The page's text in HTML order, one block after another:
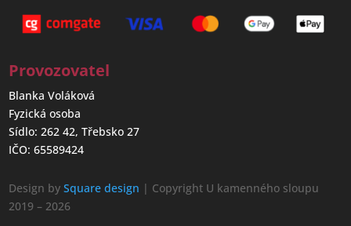
Provozovatel
Blanka Voláková
Fyzická osoba
Sídlo: 262 42, Třebsko 27
IČO: 65589424
Design bySquare design | Copyright U kamenného sloupu
2019 – 2026